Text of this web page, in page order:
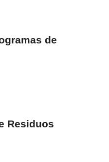
de
Residuos